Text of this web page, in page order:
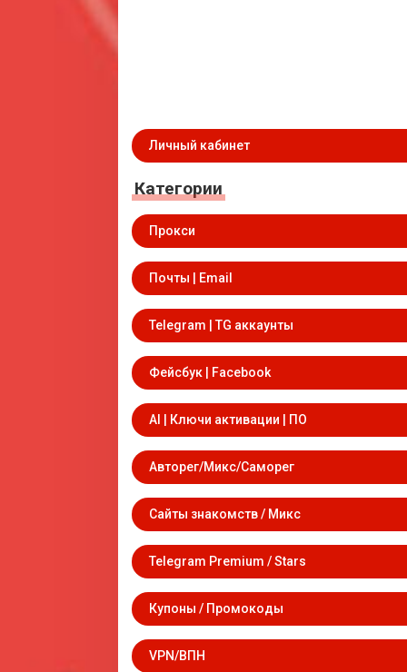
Личный кабинет
Категории
Прокси
Почты | Email
Telegram | TG аккаунты
Фейсбук | Facebook
AI | Ключи активации | ПО
Авторег/Микс/Саморег
Сайты знакомств / Микс
Telegram Premium / Stars
Купоны / Промокоды
VPN/ВПН